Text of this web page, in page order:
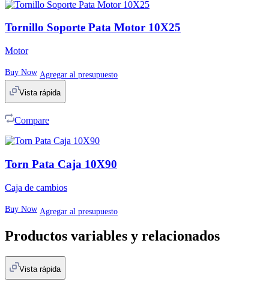
Tornillo Soporte Pata Motor 10X25
Motor
Buy Now Agregar al presupuesto
Vista rápida
Compare
Torn Pata Caja 10X90
Caja de cambios
Buy Now Agregar al presupuesto
Productos variables y relacionados
Vista rápida